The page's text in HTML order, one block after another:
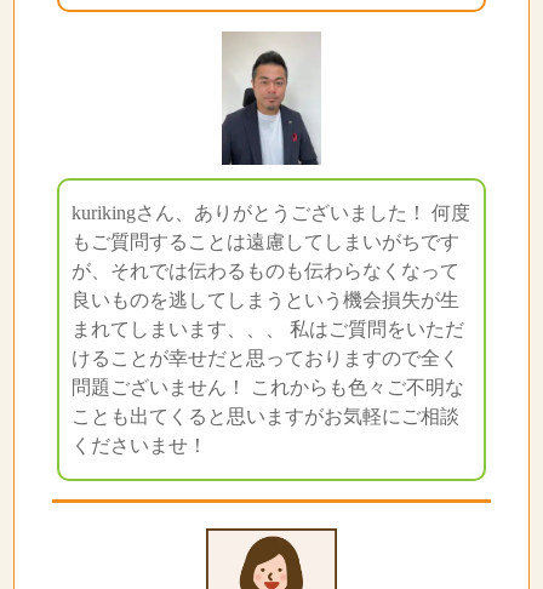
kurikingさん、ありがとうございました！ 何度
もご質問することは遠慮してしまいがちです
が、それでは伝わるものも伝わらなくなって
良いものを逃してしまうという機会損失が生
まれてしまいます、、、 私はご質問をいただ
けることが幸せだと思っておりますので全く
問題ございません！ これからも色々ご不明な
ことも出てくると思いますがお気軽にご相談
くださいませ！